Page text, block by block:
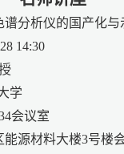
谱分析仪的国产化与
14:30
学
会议室
源材料大楼3号楼